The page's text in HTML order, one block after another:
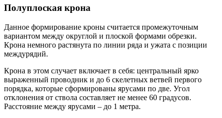
Полуплоская крона
Данное формирование кроны считается промежуточным
вариантом между округлой и плоской формами обрезки.
Крона немного растянута по линии ряда и ужата с позиции
междурядий.
Крона в этом случает включает в себя: центральный ярко
выраженный проводник и до 6 скелетных ветвей первого
порядка, которые сформированы ярусами по две. Угол
отклонения от ствола составляет не менее 60 градусов.
Расстояние между ярусами – до 1 метра.